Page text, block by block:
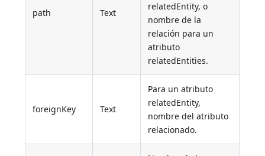
path Text
relatedEntity, o
nombre de la
relación para un
atributo
relatedEntities.
foreignKey Text
Para un atributo
relatedEntity,
nombre del atributo
relacionado.